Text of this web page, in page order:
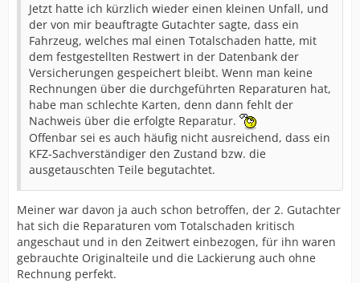
Jetzt hatte ich kürzlich wieder einen kleinen Unfall, und
der von mir beauftragte Gutachter sagte, dass ein
Fahrzeug, welches mal einen Totalschaden hatte, mit
dem festgestellten Restwert in der Datenbank der
Versicherungen gespeichert bleibt. Wenn man keine
Rechnungen über die durchgeführten Reparaturen hat,
habe man schlechte Karten, denn dann fehlt der
Nachweis über die erfolgte Reparatur.
Offenbar sei es auch häufig nicht ausreichend, dass ein
KFZ-Sachverständiger den Zustand bzw. die
ausgetauschten Teile begutachtet.
Meiner war davon ja auch schon betroffen, der 2. Gutachter
hat sich die Reparaturen vom Totalschaden kritisch
angeschaut und in den Zeitwert einbezogen, für ihn waren
gebrauchte Originalteile und die Lackierung auch ohne
Rechnung perfekt.